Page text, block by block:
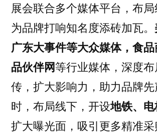
展会联合多个媒体平台，布局
为品牌打响知名度添砖加瓦。
广东大事件等大众媒体，食
品伙伴网等行业媒体，深度
传，扩大影响力，助力品牌
时，布局线下，开设地铁、
扩大曝光面，吸引更多精准